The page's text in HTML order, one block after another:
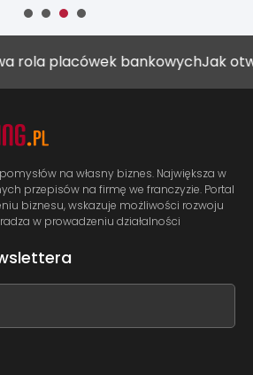
bankowychJak otworzyć
na własny biznes. Największa w
przepisów na firmę we franczyzie. Portal
biznesu, wskazuje możliwości rozwoju
w prowadzeniu działalności